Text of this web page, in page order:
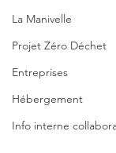
La Manivelle
Projet Zéro Déchet
Entreprises
Hébergement
Info interne